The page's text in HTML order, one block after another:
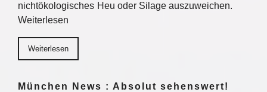
nichtökologisches Heu oder Silage auszuweichen.
Weiterlesen
Weiterlesen
München News : Absolut sehenswert!